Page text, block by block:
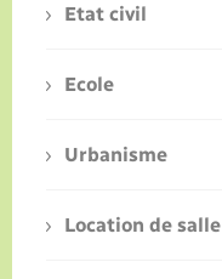
Etat civil
Ecole
Urbanisme
Location de salle